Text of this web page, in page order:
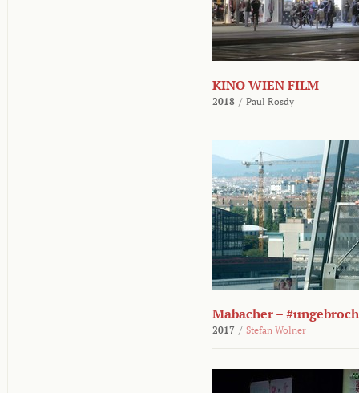
KINO WIEN FILM
2018 / Paul Rosdy
Mabacher –
2017 / Stefan Wolner